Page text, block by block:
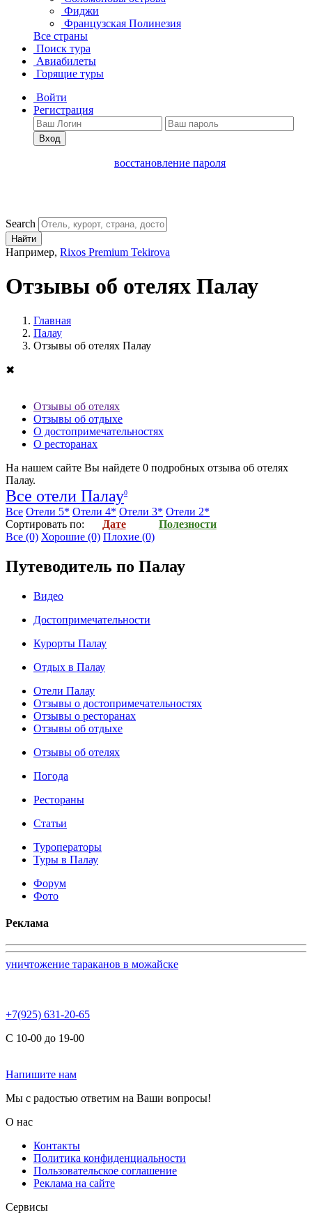
Фиджи
Французская Полинезия
Все страны
Поиск тура
Авиабилеты
Горящие туры
Войти
Регистрация
Вход
восстановление пароля
Search
Найти
Например, Rixos Premium Tekirova
Отзывы об отелях Палау
Главная
Палау
Отзывы об отелях Палау
✖
Отзывы об отелях
Отзывы об отдыхе
О достопримечательностях
О ресторанах
На нашем сайте Вы найдете 0 подробных отзыва об отелях
Палау.
Все отели Палау0
Все Отели 5* Отели 4* Отели 3* Отели 2*
Cортировать по:
Дате
Полезности
Все (0) Хорошие (0) Плохие (0)
Путеводитель по Палау
Видео
Достопримечательности
Курорты Палау
Отдых в Палау
Отели Палау
Отзывы о достопримечательностях
Отзывы о ресторанах
Отзывы об отдыхе
Отзывы об отелях
Погода
Рестораны
Статьи
Туроператоры
Туры в Палау
Форум
Фото
Реклама
уничтожение тараканов в можайске
+7(925) 631-20-65
С 10-00 до 19-00
Напишите нам
Мы с радостью ответим на Ваши вопросы!
О нас
Контакты
Политика конфиденциальности
Пользовательское соглашение
Реклама на сайте
Сервисы